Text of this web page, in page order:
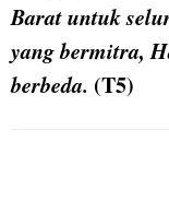
Barat untuk
yang bermitra, H
berbeda. (T5)